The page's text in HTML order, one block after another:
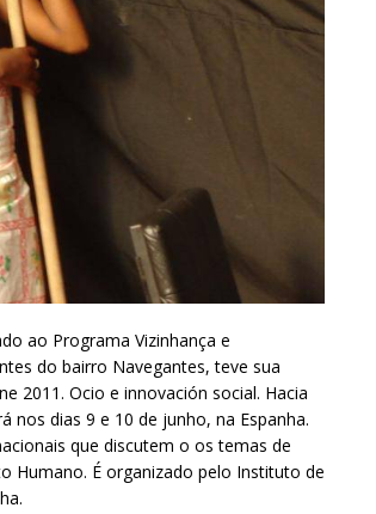
ao Programa Vizinhança e
do bairro Navegantes, teve sua
2011. Ocio e innovación social. Hacia
dias 9 e 10 de junho, na Espanha.
que discutem o os temas de
Humano. É organizado pelo Instituto de